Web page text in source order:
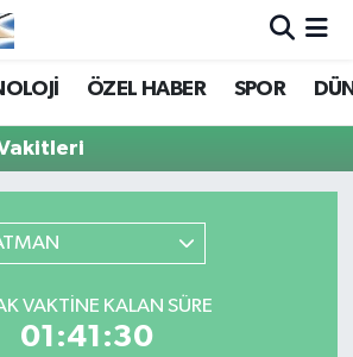
ÖZEL HABER SPOR
VAKTINE KALAN SÜRE
01:41:30